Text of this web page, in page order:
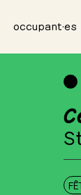
occupant·es